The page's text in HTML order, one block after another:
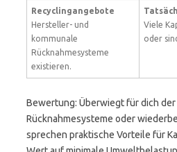
Recyclingangebote
Hersteller- und
kommunale
Rücknahmesysteme
existieren.
Viele
oder
Bewertung: Überwiegt für dich
Rücknahmesysteme oder
sprechen praktische Vorteile für